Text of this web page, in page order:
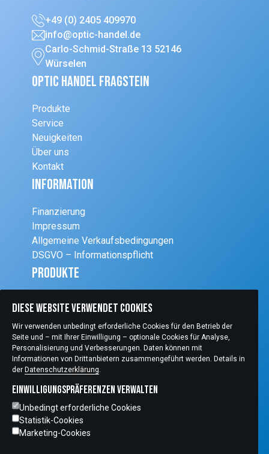
+49 (0) 2405 409970
info@optic-handel.de
Carlo-Schmid-Straße 13 52146
Würselen
Optic Handel Fragstein
Produkte
Service
Neuigkeiten
Über uns
Kontakt
Information
Finanzierung
Impressum
Allgemeine Verkaufsbedingungen
DSGVO – Informationspflicht
Produkte
Einrichtung
Diagnostik
Refraktion
Chirurgie
Copyright © 2026 Optic Handel All Rights Reserved
Diese Website verwendet Cookies
Wir verwenden unbedingt erforderliche Cookies für den Betrieb der
Seite und – mit Ihrer Einwilligung – optionale Cookies für Analyse,
Personalisierung und Verbesserungen. Daten können mit
Informationen von Drittanbietern zusammengeführt werden. Details in
der Datenschutzerklärung.
Einwilligungspräferenzen verwalten
Unbedingt erforderliche Cookies
Statistik-Cookies
Marketing-Cookies